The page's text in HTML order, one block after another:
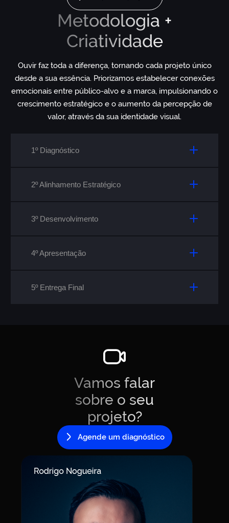
Metodologia +
Criatividade
Ouvir faz toda a diferença, tornando cada projeto único
desde a sua essência. Priorizamos estabelecer conexões
emocionais entre público-alvo e a marca, impulsionando o
crescimento estratégico e o aumento da percepção de
valor, através da sua identidade visual.
1º Diagnóstico
2º Alinhamento Estratégico
3º Desenvolvimento
4º Apresentação
5º Entrega Final
Vamos falar
sobre o seu
projeto?
Agende um diagnóstico